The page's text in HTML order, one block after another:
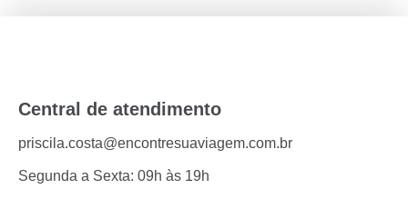
Central de atendimento
priscila.costa@encontresuaviagem.com.br
Segunda a Sexta: 09h às 19h